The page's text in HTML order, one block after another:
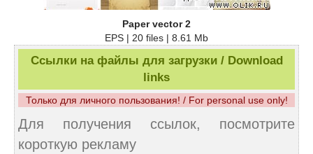
Paper vector 2
EPS | 20 files | 8.61 Mb
Ссылки на файлы для загрузки / Download
links
Только для личного пользования! / For personal use only!
Для получения ссылок, посмотрите
короткую рекламу